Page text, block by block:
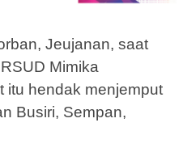
Jeujanan, saat
Mimika
itu hendak menjemput
Busiri, Sempan,